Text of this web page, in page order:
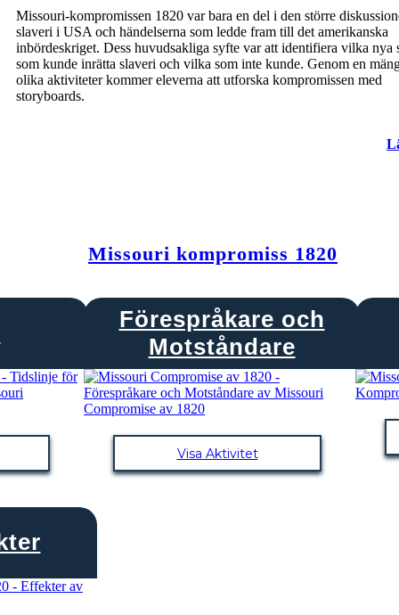
Missouri-kompromissen 1820 var bara en del i den större
slaveri i USA och händelserna som ledde fram till det amerikanska
inbördeskriget. Dess huvudsakliga syfte var att identifiera vilka nya
som kunde inrätta slaveri och vilka som inte kunde. Genom en
olika aktiviteter kommer eleverna att utforska kompromissen med
storyboards.
Missouri kompromiss 1820
Förespråkare och
Motståndare
Visa Aktivitet